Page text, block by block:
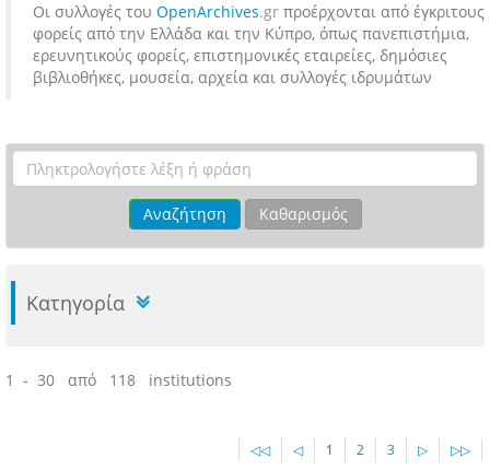
Οι συλλογές του OpenArchives.gr προέρχονται από έγκριτους
φορείς από την Ελλάδα και την Κύπρο, όπως πανεπιστήμια,
ερευνητικούς φορείς, επιστημονικές εταιρείες, δημόσιες
βιβλιοθήκες, μουσεία, αρχεία και συλλογές ιδρυμάτων
Αναζήτηση Καθαρισμός
Κατηγορία
1 - 30 από 118 institutions
◁◁ ◁ 1 2 3 ▷ ▷▷